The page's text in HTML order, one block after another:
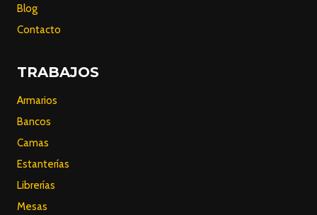
Blog
Contacto
TRABAJOS
Armarios
Bancos
Camas
Estanterías
Librerías
Mesas